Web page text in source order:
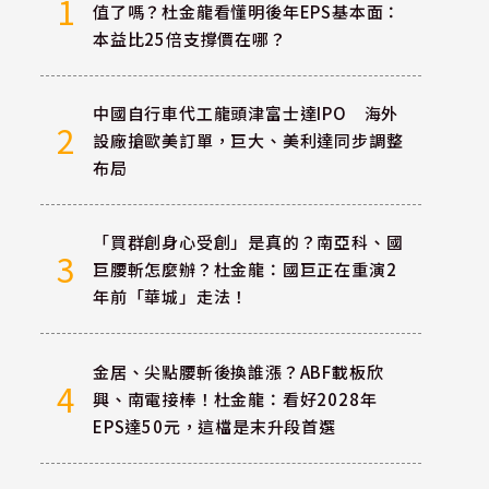
1
值了嗎？杜金龍看懂明後年EPS基本面：
本益比25倍支撐價在哪？
2
中國自行車代工龍頭津富士達IPO 海外
設廠搶歐美訂單，巨大、美利達同步調整
布局
3
「買群創身心受創」是真的？南亞科、國
巨腰斬怎麼辦？杜金龍：國巨正在重演2
年前「華城」走法！
4
金居、尖點腰斬後換誰漲？ABF載板欣
興、南電接棒！杜金龍：看好2028年
EPS達50元，這檔是末升段首選